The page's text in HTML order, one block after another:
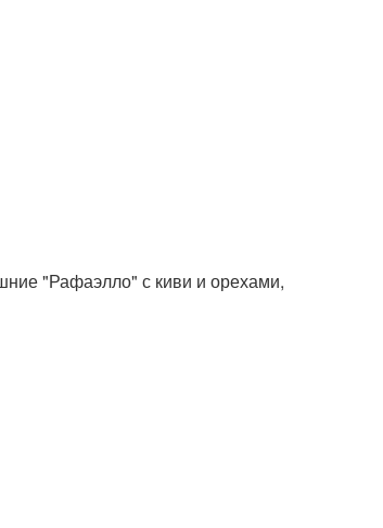
"Рафаэлло" с киви и орехами,